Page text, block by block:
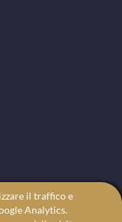
il traffico e
Analytics.